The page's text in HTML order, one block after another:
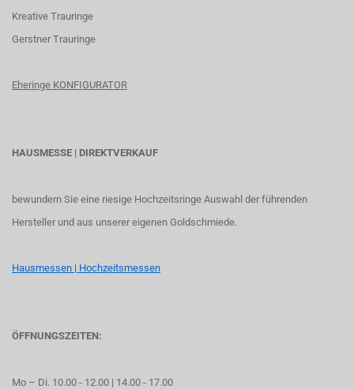
Kreative Trauringe
Gerstner Trauringe
Eheringe KONFIGURATOR
HAUSMESSE | DIREKTVERKAUF
bewundern Sie eine riesige Hochzeitsringe Auswahl der führenden
Hersteller und aus unserer eigenen Goldschmiede.
Hausmessen | Hochzeitsmessen
ÖFFNUNGSZEITEN:
Mo – Di. 10.00 - 12.00 | 14.00 - 17.00